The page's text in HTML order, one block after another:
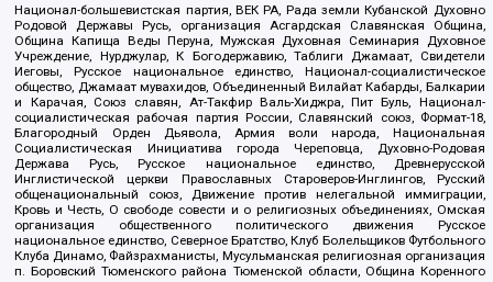
Национал-большевистская партия, ВЕК РА, Рада земли Кубанской Духовно
Родовой Державы Русь, организация Асгардская Славянская Община,
Община Капища Веды Перуна, Мужская Духовная Семинария Духовное
Учреждение, Нурджулар, К Богодержавию, Таблиги Джамаат, Свидетели
Иеговы, Русское национальное единство, Национал-социалистическое
общество, Джамаат мувахидов, Объединенный Вилайат Кабарды, Балкарии
и Карачая, Союз славян, Ат-Такфир Валь-Хиджра, Пит Буль, Национал-
социалистическая рабочая партия России, Славянский союз, Формат-18,
Благородный Орден Дьявола, Армия воли народа, Национальная
Социалистическая Инициатива города Череповца, Духовно-Родовая
Держава Русь, Русское национальное единство, Древнерусской
Инглистической церкви Православных Староверов-Инглингов, Русский
общенациональный союз, Движение против нелегальной иммиграции,
Кровь и Честь, О свободе совести и о религиозных объединениях, Омская
организация общественного политического движения Русское
национальное единство, Северное Братство, Клуб Болельщиков Футбольного
Клуба Динамо, Файзрахманисты, Мусульманская религиозная организация
п. Боровский Тюменского района Тюменской области, Община Коренного